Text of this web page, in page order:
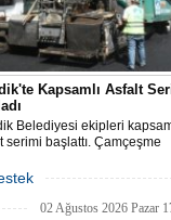
Kapsamlı Asfalt
Belediyesi ekipleri
serimi başlattı. Çamçeşme
caddenin Kemalpaşa ile
bölümü ile caddeye
03 Ağustos 2026 Pazartesi
02 Ağustos 2026 Pazar